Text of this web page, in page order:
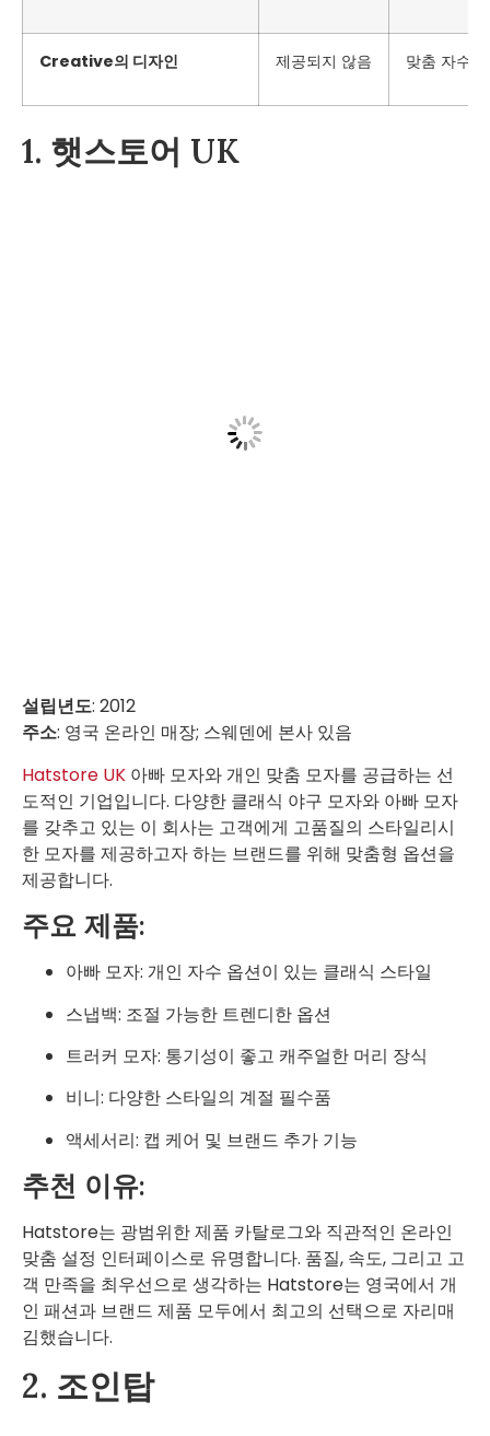
Creative의 디자인 제공되지 않음 맞춤 자수
1. 햇스토어 UK
설립년도: 2012
주소: 영국 온라인 매장; 스웨덴에 본사 있음
Hatstore UK 아빠 모자와 개인 맞춤 모자를 공급하는 선
도적인 기업입니다. 다양한 클래식 야구 모자와 아빠 모자
를 갖추고 있는 이 회사는 고객에게 고품질의 스타일리시
한 모자를 제공하고자 하는 브랜드를 위해 맞춤형 옵션을
제공합니다.
주요 제품:
아빠 모자: 개인 자수 옵션이 있는 클래식 스타일
스냅백: 조절 가능한 트렌디한 옵션
트러커 모자: 통기성이 좋고 캐주얼한 머리 장식
비니: 다양한 스타일의 계절 필수품
액세서리: 캡 케어 및 브랜드 추가 기능
추천 이유:
Hatstore는 광범위한 제품 카탈로그와 직관적인 온라인
맞춤 설정 인터페이스로 유명합니다. 품질, 속도, 그리고 고
객 만족을 최우선으로 생각하는 Hatstore는 영국에서 개
인 패션과 브랜드 제품 모두에서 최고의 선택으로 자리매
김했습니다.
2. 조인탑